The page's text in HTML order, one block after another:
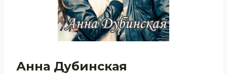
Анна Дубинская